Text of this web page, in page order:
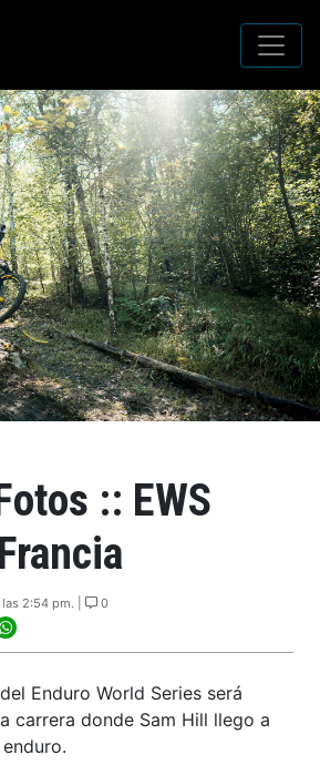
:: EWS
2:54 pm. | 0
Enduro World Series será
carrera donde Sam Hill llego a